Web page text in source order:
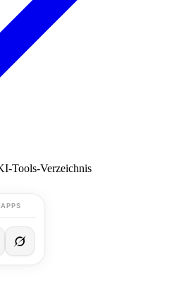
Tools-Verzeichnis